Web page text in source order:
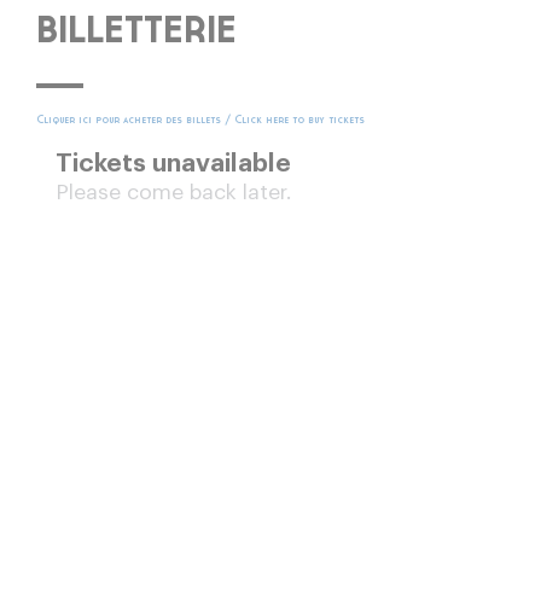
BILLETTERIE
Cliquer ici pour acheter des billets / Click here to buy tickets